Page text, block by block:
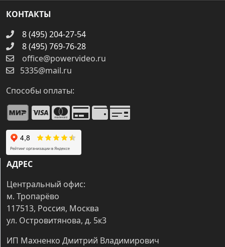
КОНТАКТЫ
8 (495) 204-27-54
8 (495) 769-76-28
office@powervideo.ru
5335@mail.ru
Способы оплаты:
АДРЕС
Центральный офис:
м. Тропарёво
117513, Россия, Москва
ул. Островитянова, д. 5к3
ИП Махненко Дмитрий Владимирович